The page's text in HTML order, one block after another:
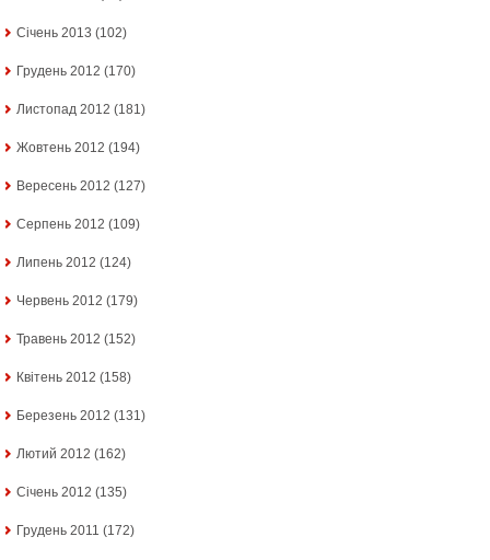
Січень 2013 (102)
Грудень 2012 (170)
Листопад 2012 (181)
Жовтень 2012 (194)
Вересень 2012 (127)
Серпень 2012 (109)
Липень 2012 (124)
Червень 2012 (179)
Травень 2012 (152)
Квітень 2012 (158)
Березень 2012 (131)
Лютий 2012 (162)
Січень 2012 (135)
Грудень 2011 (172)